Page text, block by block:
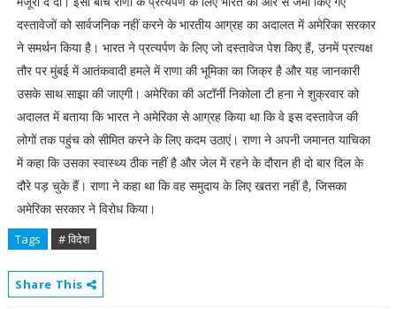
दस्तावेजों को सार्वजनिक नहीं करने के भारतीय आग्रह का अदालत में अमेरिका सरकार
ने समर्थन किया है। भारत ने प्रत्यर्पण के लिए जो दस्तावेज पेश किए हैं, उनमें प्रत्यक्ष
तौर पर मुंबई में आतंकवादी हमले में राणा की भूमिका का जिक्र है और यह जानकारी
उसके साथ साझा की जाएगी। अमेरिका की अटॉर्नी निकोला टी हना ने शुक्रवार को
अदालत में बताया कि भारत ने अमेरिका से आग्रह किया था कि वे इस दस्तावेज की
लोगों तक पहुंच को सीमित करने के लिए कदम उठाएं। राणा ने अपनी जमानत याचिका
में कहा कि उसका स्वास्थ्य ठीक नहीं है और जेल में रहने के दौरान ही दो बार दिल के
दौरे पड़ चुके हैं। राणा ने कहा था कि वह समुदाय के लिए खतरा नहीं है, जिसका
अमेरिका सरकार ने विरोध किया।
Tags # विदेश
Share This